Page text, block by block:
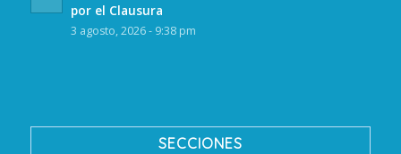
por el Clausura
3 agosto, 2026 - 9:38 pm
SECCIONES